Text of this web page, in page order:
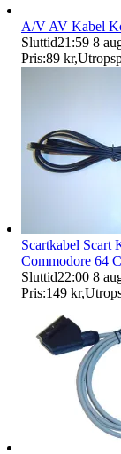
A/V AV Kabel
Sluttid21:59 8
Pris:89 kr,
Scartkabel Scart
Commodore 64
Sluttid22:00 8
Pris:149 kr,